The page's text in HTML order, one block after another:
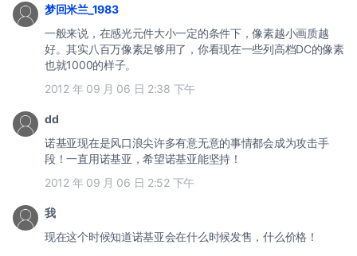
梦回米兰_1983
一般来说，在感光元件大小一定的条件下，像素越小画质越
好。其实八百万像素足够用了，你看现在一些列高档DC的像素
也就1000的样子。
2012 年 09 月 06 日 2:38 下午
dd
诺基亚现在是风口浪尖许多有意无意的事情都会成为攻击手
段！一直用诺基亚，希望诺基亚能坚持！
2012 年 09 月 06 日 2:52 下午
我
现在这个时候知道诺基亚会在什么时候发售，什么价格！